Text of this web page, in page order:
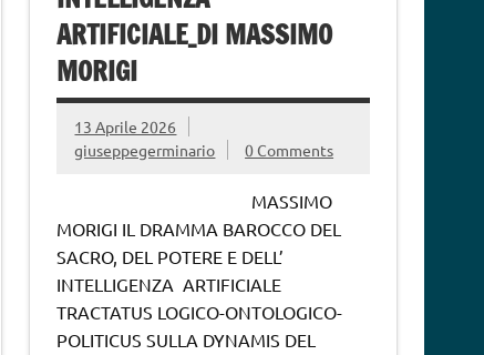
ARTIFICIALE_DI MASSIMO
MORIGI
13 Aprile 2026
giuseppegerminario
0 Comments
MASSIMO
MORIGI IL DRAMMA BAROCCO DEL
SACRO, DEL POTERE E DELL’
INTELLIGENZA ARTIFICIALE
TRACTATUS LOGICO-ONTOLOGICO-
POLITICUS SULLA DYNAMIS DEL